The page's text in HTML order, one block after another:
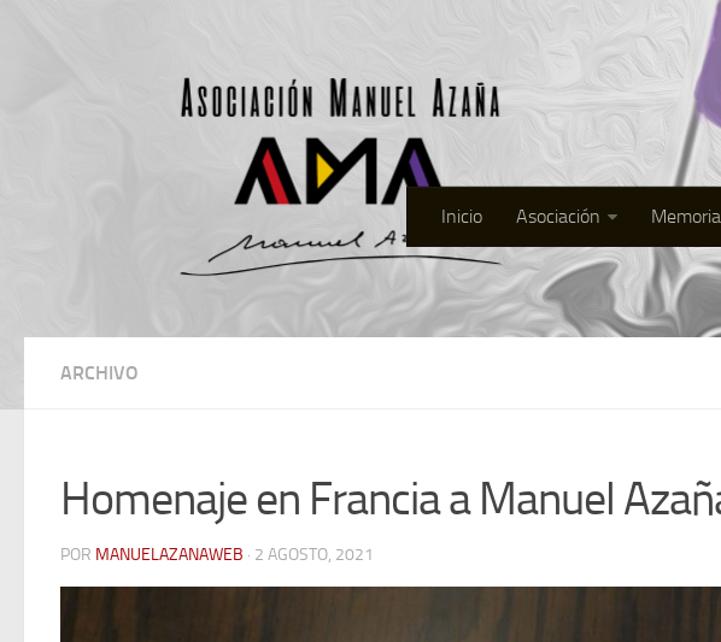
Inicio Asociación
ARCHIVO
Homenaje en Francia a Manuel
POR MANUELAZANAWEB · 2 AGOSTO, 2021